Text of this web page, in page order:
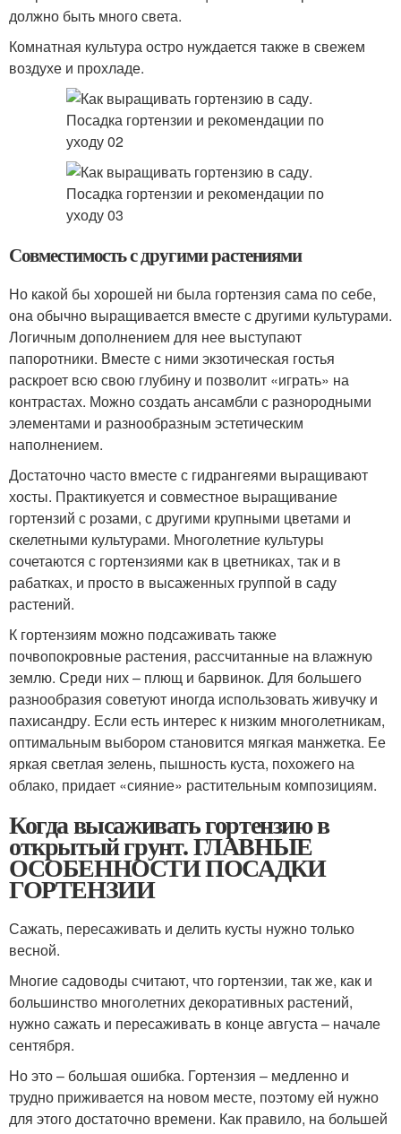
должно быть много света.
Комнатная культура остро нуждается также в свежем
воздухе и прохладе.
Совместимость с другими растениями
Но какой бы хорошей ни была гортензия сама по себе,
она обычно выращивается вместе с другими культурами.
Логичным дополнением для нее выступают
папоротники. Вместе с ними экзотическая гостья
раскроет всю свою глубину и позволит «играть» на
контрастах. Можно создать ансамбли с разнородными
элементами и разнообразным эстетическим
наполнением.
Достаточно часто вместе с гидрангеями выращивают
хосты. Практикуется и совместное выращивание
гортензий с розами, с другими крупными цветами и
скелетными культурами. Многолетние культуры
сочетаются с гортензиями как в цветниках, так и в
рабатках, и просто в высаженных группой в саду
растений.
К гортензиям можно подсаживать также
почвопокровные растения, рассчитанные на влажную
землю. Среди них – плющ и барвинок. Для большего
разнообразия советуют иногда использовать живучку и
пахисандру. Если есть интерес к низким многолетникам,
оптимальным выбором становится мягкая манжетка. Ее
яркая светлая зелень, пышность куста, похожего на
облако, придает «сияние» растительным композициям.
Когда высаживать гортензию в
открытый грунт. ГЛАВНЫЕ
ОСОБЕННОСТИ ПОСАДКИ
ГОРТЕНЗИИ
Сажать, пересаживать и делить кусты нужно только
весной.
Многие садоводы считают, что гортензии, так же, как и
большинство многолетних декоративных растений,
нужно сажать и пересаживать в конце августа – начале
сентября.
Но это – большая ошибка. Гортензия – медленно и
трудно приживается на новом месте, поэтому ей нужно
для этого достаточно времени. Как правило, на большей